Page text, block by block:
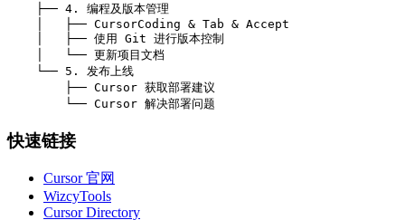
    ├── 4. 编程及版本管理
    │   ├── CursorCoding & Tab & Accept
    │   ├── 使用 Git 进行版本控制
    │   └── 更新项目文档
    └── 5. 发布上线
        ├── Cursor 获取部署建议
快速链接
Cursor 官网
WizcyTools
Cursor Directory